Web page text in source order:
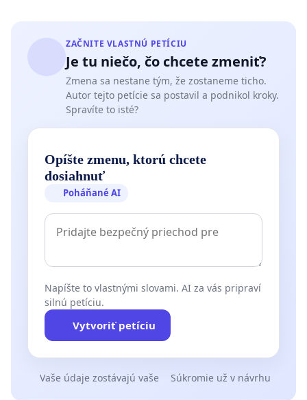
ZAČNITE VLASTNÚ PETÍCIU
Je tu niečo, čo chcete zmeniť?
Zmena sa nestane tým, že zostaneme ticho.
Autor tejto petície sa postavil a podnikol kroky.
Spravíte to isté?
Opíšte zmenu, ktorú chcete
dosiahnuť
Poháňané AI
Napíšte to vlastnými slovami. AI za vás pripraví
silnú petíciu.
Vytvoriť petíciu
Vaše údaje zostávajú vaše Súkromie už v návrhu